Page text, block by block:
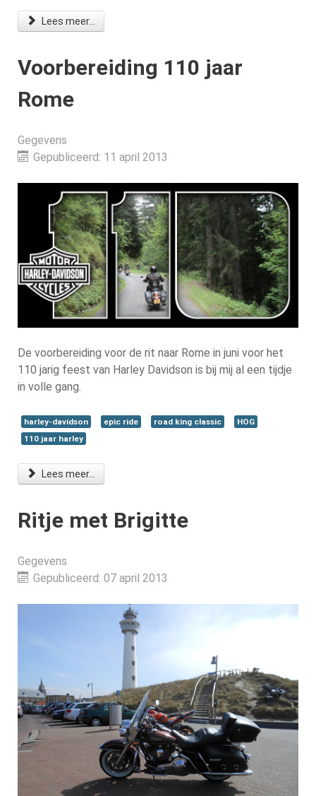
Lees meer...
Voorbereiding 110 jaar
Rome
Gegevens
Gepubliceerd: 11 april 2013
De voorbereiding voor de rit naar Rome in juni voor het
110 jarig feest van Harley Davidson is bij mij al een tijdje
in volle gang.
harley-davidson epic ride road king classic
HOG
110 jaar harley
Lees meer...
Ritje met Brigitte
Gegevens
Gepubliceerd: 07 april 2013